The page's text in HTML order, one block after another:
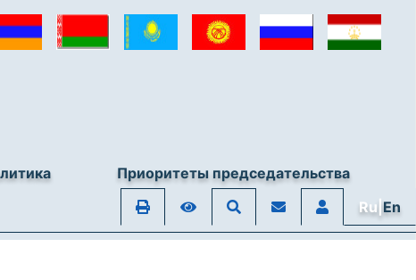
Приоритеты председательства
Ru|En